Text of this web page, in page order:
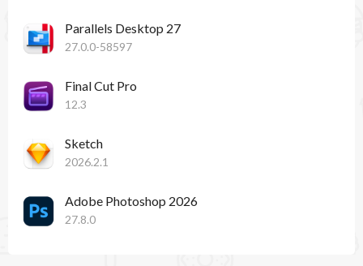
Parallels Desktop 27
27.0.0-58597
Final Cut Pro
12.3
Sketch
2026.2.1
Adobe Photoshop 2026
27.8.0